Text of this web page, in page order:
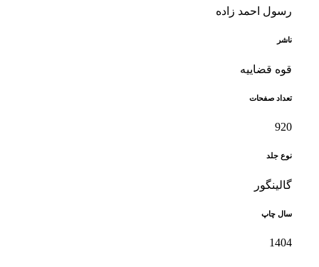
رسول احمد زاده
ناشر
قوه قضاییه
تعداد صفحات
920
نوع جلد
گالینگور
سال چاپ
1404